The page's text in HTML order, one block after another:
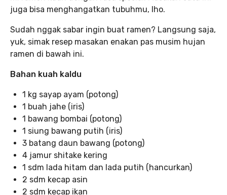
juga bisa menghangatkan tubuhmu, lho.
Sudah nggak sabar ingin buat ramen? Langsung saja,
yuk, simak resep masakan enakan pas musim hujan
ramen di bawah ini.
Bahan kuah kaldu
1 kg sayap ayam (potong)
1 buah jahe (iris)
1 bawang bombai (potong)
1 siung bawang putih (iris)
3 batang daun bawang (potong)
4 jamur shitake kering
1 sdm lada hitam dan lada putih (hancurkan)
2 sdm kecap asin
2 sdm kecap ikan